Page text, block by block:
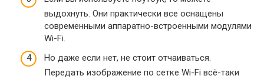
выдохнуть. Они практически все оснащены
современными аппаратно-встроенными модулями
Wi-Fi.
Но даже если нет, не стоит отчаиваться.
Передать изображение по сетке Wi-Fi всё-таки